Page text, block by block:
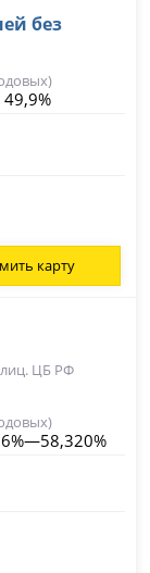
без
карту
ЦБ РФ